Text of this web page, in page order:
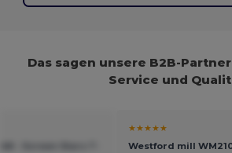
Das sagen unsere B2B-
Service und
★★★★★
Westford mill